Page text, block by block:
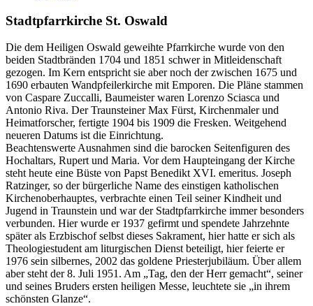
Stadtpfarrkirche St. Oswald
Die dem Heiligen Oswald geweihte Pfarrkirche wurde von den
beiden Stadtbränden 1704 und 1851 schwer in Mitleidenschaft
gezogen. Im Kern entspricht sie aber noch der zwischen 1675 und
1690 erbauten Wandpfeilerkirche mit Emporen. Die Pläne stammen
von Caspare Zuccalli, Baumeister waren Lorenzo Sciasca und
Antonio Riva. Der Traunsteiner Max Fürst, Kirchenmaler und
Heimatforscher, fertigte 1904 bis 1909 die Fresken. Weitgehend
neueren Datums ist die Einrichtung.
Beachtenswerte Ausnahmen sind die barocken Seitenfiguren des
Hochaltars, Rupert und Maria. Vor dem Haupteingang der Kirche
steht heute eine Büste von Papst Benedikt XVI. emeritus. Joseph
Ratzinger, so der bürgerliche Name des einstigen katholischen
Kirchenoberhauptes, verbrachte einen Teil seiner Kindheit und
Jugend in Traunstein und war der Stadtpfarrkirche immer besonders
verbunden. Hier wurde er 1937 gefirmt und spendete Jahrzehnte
später als Erzbischof selbst dieses Sakrament, hier hatte er sich als
Theologiestudent am liturgischen Dienst beteiligt, hier feierte er
1976 sein silbernes, 2002 das goldene Priesterjubiläum. Über allem
aber steht der 8. Juli 1951. Am „Tag, den der Herr gemacht“, seiner
und seines Bruders ersten heiligen Messe, leuchtete sie „in ihrem
schönsten Glanze“.